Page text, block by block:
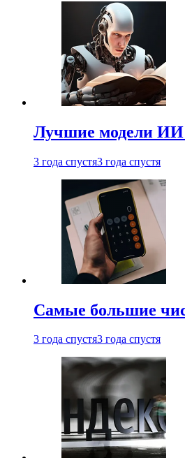
Лучшие модели ИИ
3 года спустя3 года спустя
Самые большие
3 года спустя3 года спустя